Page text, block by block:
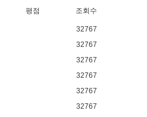
평점 조회수
32767
32767
32767
32767
32767
32767